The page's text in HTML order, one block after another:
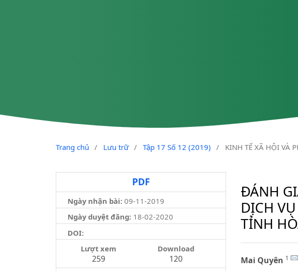
Trang chủ / Lưu trữ / Tập 17 Số 12 (2019) / KINH TẾ XÃ HỘI VÀ
PDF
Ngày nhận bài: 09-11-2019
Ngày duyệt đăng:18-02-2020
DOI:
Lượt xem
259
Download
120
ĐÁNH
DỊCH
TỈNH
Mai Quyên 1